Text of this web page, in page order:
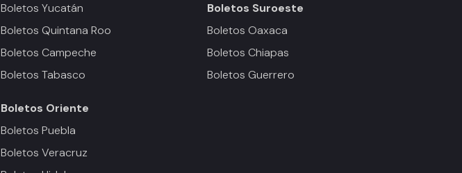
Boletos Yucatán
Boletos Quintana Roo
Boletos Campeche
Boletos Tabasco
Boletos Oriente
Boletos Puebla
Boletos Veracruz
Boletos Suroeste
Boletos Oaxaca
Boletos Chiapas
Boletos Guerrero